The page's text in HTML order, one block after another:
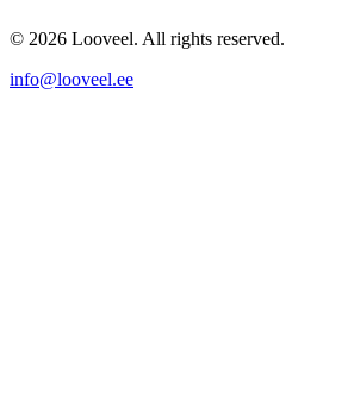
© 2026 Looveel. All rights reserved.
info@looveel.ee